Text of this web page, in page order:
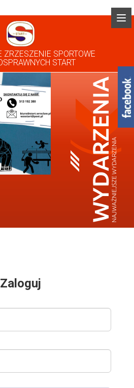
ZRZESZENIE SPORTOWE
START
Zaloguj